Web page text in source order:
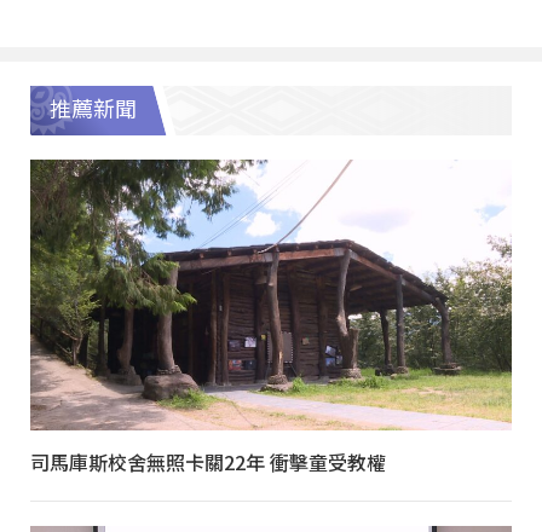
推薦新聞
司馬庫斯校舍無照卡關22年 衝擊童受教權